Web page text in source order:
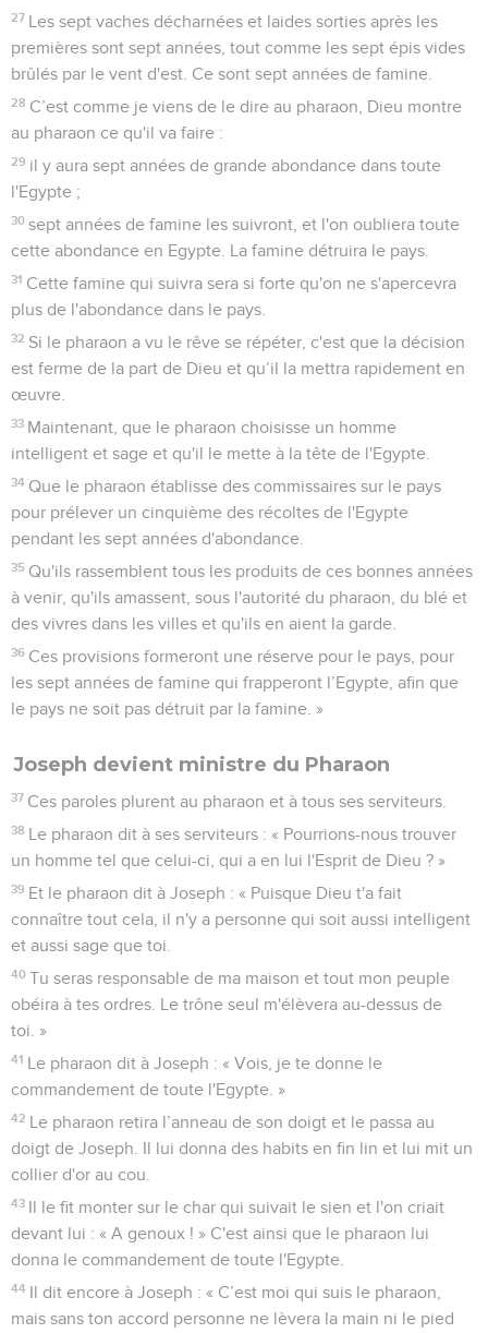
27 Les sept vaches décharnées et laides sorties après les
premières sont sept années, tout comme les sept épis vides
brûlés par le vent d'est. Ce sont sept années de famine.
28 C’est comme je viens de le dire au pharaon, Dieu montre
au pharaon ce qu'il va faire :
29 il y aura sept années de grande abondance dans toute
l'Egypte ;
30 sept années de famine les suivront, et l'on oubliera toute
cette abondance en Egypte. La famine détruira le pays.
31 Cette famine qui suivra sera si forte qu'on ne s'apercevra
plus de l'abondance dans le pays.
32 Si le pharaon a vu le rêve se répéter, c'est que la décision
est ferme de la part de Dieu et qu’il la mettra rapidement en
œuvre.
33 Maintenant, que le pharaon choisisse un homme
intelligent et sage et qu'il le mette à la tête de l'Egypte.
34 Que le pharaon établisse des commissaires sur le pays
pour prélever un cinquième des récoltes de l'Egypte
pendant les sept années d'abondance.
35 Qu'ils rassemblent tous les produits de ces bonnes années
à venir, qu'ils amassent, sous l'autorité du pharaon, du blé et
des vivres dans les villes et qu'ils en aient la garde.
36 Ces provisions formeront une réserve pour le pays, pour
les sept années de famine qui frapperont l’Egypte, afin que
le pays ne soit pas détruit par la famine. »
Joseph devient ministre du Pharaon
37 Ces paroles plurent au pharaon et à tous ses serviteurs.
38 Le pharaon dit à ses serviteurs : « Pourrions-nous trouver
un homme tel que celui-ci, qui a en lui l'Esprit de Dieu ? »
39 Et le pharaon dit à Joseph : « Puisque Dieu t'a fait
connaître tout cela, il n'y a personne qui soit aussi intelligent
et aussi sage que toi.
40 Tu seras responsable de ma maison et tout mon peuple
obéira à tes ordres. Le trône seul m'élèvera au-dessus de
toi. »
41 Le pharaon dit à Joseph : « Vois, je te donne le
commandement de toute l'Egypte. »
42 Le pharaon retira l’anneau de son doigt et le passa au
doigt de Joseph. Il lui donna des habits en fin lin et lui mit un
collier d'or au cou.
43 Il le fit monter sur le char qui suivait le sien et l'on criait
devant lui : « A genoux ! » C'est ainsi que le pharaon lui
donna le commandement de toute l'Egypte.
44 Il dit encore à Joseph : « C’est moi qui suis le pharaon,
mais sans ton accord personne ne lèvera la main ni le pied